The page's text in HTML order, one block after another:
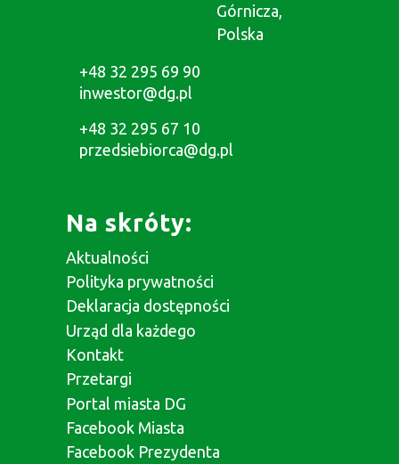
Górnicza,
Polska
+48 32 295 69 90
inwestor@dg.pl
+48 32 295 67 10
przedsiebiorca@dg.pl
Na skróty:
Aktualności
Polityka prywatności
Deklaracja dostępności
Urząd dla każdego
Kontakt
Przetargi
Portal miasta DG
Facebook Miasta
Facebook Prezydenta